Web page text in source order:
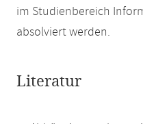
im Studienbereich
absolviert werden.
Literatur